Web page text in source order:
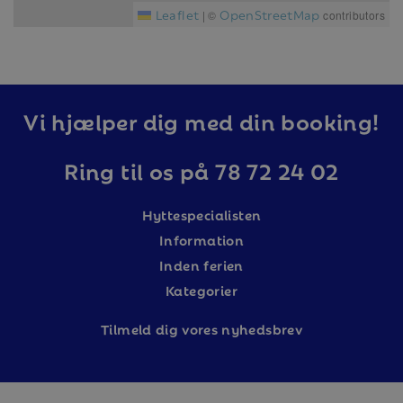
Alla boenden i Branäs är helt rökfria.
Leaflet | © OpenStreetMap contributors
Vi hjælper dig med din booking!
Ring til os på 78 72 24 02
Hyttespecialisten
Information
Inden ferien
Kategorier
Tilmeld dig vores nyhedsbrev